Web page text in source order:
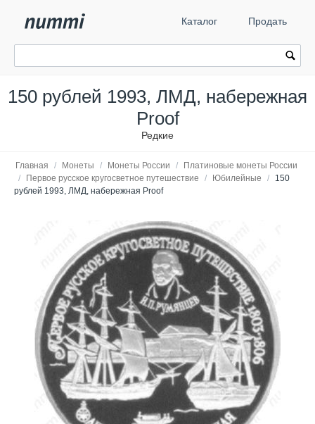
Каталог Продать
150 рублей 1993, ЛМД, набережная
Proof
Редкие
Главная / Монеты / Монеты России /
Платиновые монеты России
/
Первое русское кругосветное путешествие / Юбилейные /
150
рублей 1993, ЛМД, набережная Proof